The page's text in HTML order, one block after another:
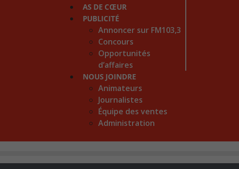
AS DE CŒUR
PUBLICITÉ
Annoncer sur FM103,3
Concours
Opportunités
d’affaires
NOUS JOINDRE
Animateurs
Journalistes
Équipe des ventes
Administration